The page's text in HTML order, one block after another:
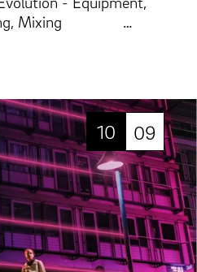
Mixing …
10 09